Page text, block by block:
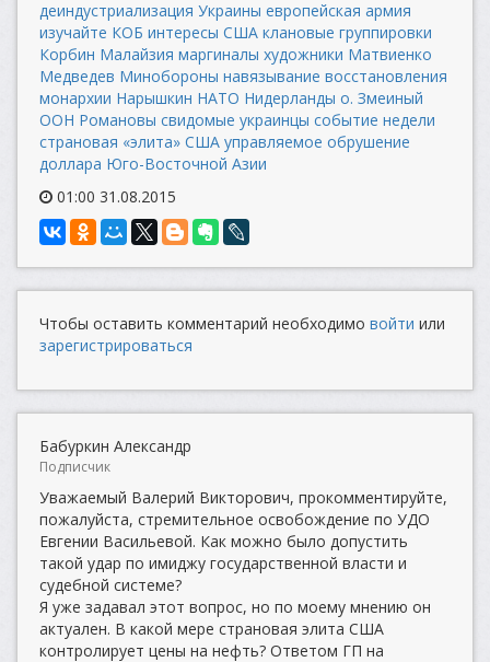
деиндустриализация Украины европейская армия
изучайте КОБ интересы США клановые группировки
Корбин Малайзия маргиналы художники Матвиенко
Медведев Минобороны навязывание восстановления
монархии Нарышкин НАТО Нидерланды о. Змеиный
ООН Романовы свидомые украинцы событие недели
страновая «элита» США управляемое обрушение
доллара Юго-Восточной Азии
01:00 31.08.2015
Чтобы оставить комментарий необходимо войти или
зарегистрироваться
Бабуркин Александр
Подписчик
Уважаемый Валерий Викторович, прокомментируйте,
пожалуйста, стремительное освобождение по УДО
Евгении Васильевой. Как можно было допустить
такой удар по имиджу государственной власти и
судебной системе?
Я уже задавал этот вопрос, но по моему мнению он
актуален. В какой мере страновая элита США
контролирует цены на нефть? Ответом ГП на